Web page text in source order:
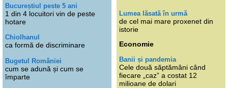
Bucureștiul peste 5 ani
1 din 4 locuitori vin de peste
hotare
Chiolhanul
ca formă de discriminare
Bugetul României
cum se adună și cum se
împarte
Lumea lăsată în urmă
de cel mai mare proxenet din
istorie
Economie
Banii și pandemia
Cele două săptămâni când
fiecare „caz” a costat 12
milioane de dolari